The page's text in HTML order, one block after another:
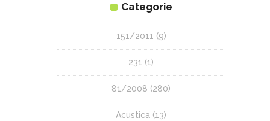
Categorie
151/2011 (9)
231 (1)
81/2008 (280)
Acustica (13)